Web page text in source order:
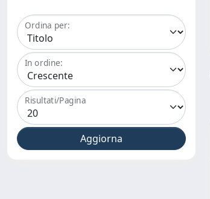
Ordina per:
In ordine:
Risultati/Pagina